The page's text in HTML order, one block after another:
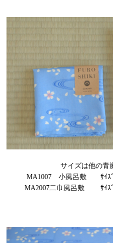
サイズは他の青
MA1007 小風呂敷 ｻｲｽﾞ
MA2007二巾風呂敷 ｻｲｽﾞ